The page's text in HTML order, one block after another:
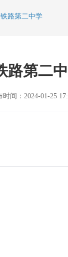
路第二中学
路第二
时间：2024-01-25